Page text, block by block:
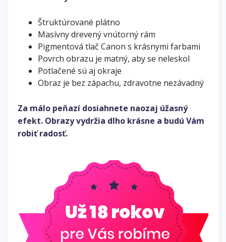
Štruktúrované plátno
Masívny drevený vnútorný rám
Pigmentová tlač Canon s krásnymi farbami
Povrch obrazu je matný, aby se neleskol
Potlačené sú aj okraje
Obraz je bez zápachu, zdravotne nezávadný
Za málo peňazí dosiahnete naozaj úžasný
efekt. Obrazy vydržia dlho krásne a budú Vám
robiť radosť.